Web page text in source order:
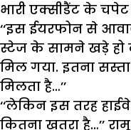
भारी एक्सीडैंट के चपेट
‘‘इस ईयरफोन से
स्टेज के सामने खड़े हो
मिल गया. इतना सस्ता
मिलता है…’’
‘‘लेकिन इस तरह हाईवे
कितना खतरा है…’’ रामू